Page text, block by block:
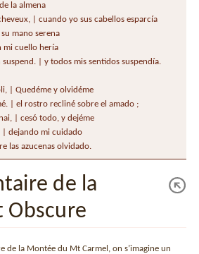
la almena
| cuando yo sus cabellos esparcía
mano serena
mi cuello hería
suspend. | y todos mis sentidos suspendía.
| Quedéme y olvidéme
| el rostro recliné sobre el amado ;
| cesó todo, y dejéme
| dejando mi cuidado
las azucenas olvidado.
de la
Obscure
de la Montée du Mt Carmel, on s’imagine un